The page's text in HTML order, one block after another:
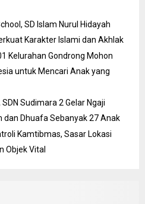
SD Islam Nurul Hidayah
Karakter Islami dan Akhlak
Kelurahan Gondrong Mohon
untuk Mencari Anak yang
Sudimara 2 Gelar Ngaji
dan Dhuafa Sebanyak 27 Anak
Kamtibmas, Sasar Lokasi
Objek Vital